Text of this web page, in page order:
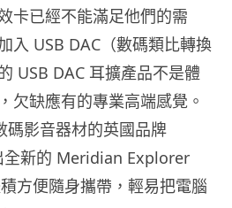
卡已經不能滿足他們的需
入 USB DAC（數碼類比轉換
USB DAC 耳擴產品不是體
欠缺應有的專業高端感覺。
碼影音器材的英國品牌
新的 Meridian Explorer
方便隨身攜帶，輕易把電腦